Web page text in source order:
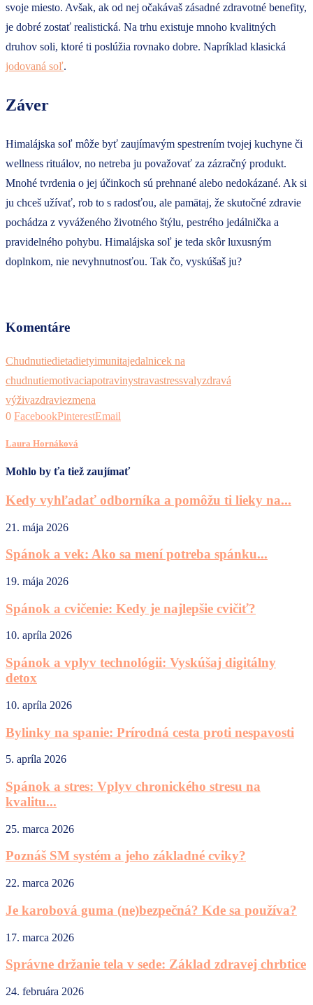
svoje miesto. Avšak, ak od nej očakávaš zásadné zdravotné benefity,
je dobré zostať realistická. Na trhu existuje mnoho kvalitných
druhov soli, ktoré ti poslúžia rovnako dobre. Napríklad klasická
jodovaná soľ.
Záver
Himalájska soľ môže byť zaujímavým spestrením tvojej kuchyne či
wellness rituálov, no netreba ju považovať za zázračný produkt.
Mnohé tvrdenia o jej účinkoch sú prehnané alebo nedokázané. Ak si
ju chceš užívať, rob to s radosťou, ale pamätaj, že skutočné zdravie
pochádza z vyváženého životného štýlu, pestrého jedálnička a
pravidelného pohybu. Himalájska soľ je teda skôr luxusným
doplnkom, nie nevyhnutnosťou. Tak čo, vyskúšaš ju?
Komentáre
Chudnutiedietadietyimunitajedalnicek na
chudnutiemotivaciapotravinystravastressvalyzdravá
výživazdraviezmena
0 FacebookPinterestEmail
Laura Hornáková
Mohlo by ťa tiež zaujímať
Kedy vyhľadať odborníka a pomôžu ti lieky na...
21. mája 2026
Spánok a vek: Ako sa mení potreba spánku...
19. mája 2026
Spánok a cvičenie: Kedy je najlepšie cvičiť?
10. apríla 2026
Spánok a vplyv technológii: Vyskúšaj digitálny
detox
10. apríla 2026
Bylinky na spanie: Prírodná cesta proti nespavosti
5. apríla 2026
Spánok a stres: Vplyv chronického stresu na
kvalitu...
25. marca 2026
Poznáš SM systém a jeho základné cviky?
22. marca 2026
Je karobová guma (ne)bezpečná? Kde sa používa?
17. marca 2026
Správne držanie tela v sede: Základ zdravej chrbtice
24. februára 2026